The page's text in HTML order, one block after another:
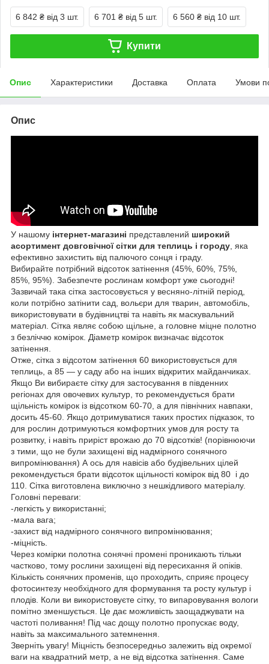
6 842 ₴ від 3 шт. 6 701 ₴ від 5 шт. 6 560 ₴ від 10 шт.
Купити
Опис Характеристики Доставка Оплата Умови
Опис
У нашому інтернет-магазині представлений широкий
асортимент довговічної сітки для теплиць і городу , яка
ефективно захистить від палючого сонця і граду.
Вибирайте потрібний відсоток затінення (45%, 60%, 75%,
85%, 95%). Забезпечте рослинам комфорт уже сьогодні!
Зазвичай така сітка застосовується у весняно-літній період,
коли потрібно затінити сад, вольєри для тварин, автомобіль,
використовувати в будівництві та навіть як маскувальний
матеріал. Сітка являє собою щільне, а головне міцне полотно
з безліччю комірок. Діаметр комірок визначає відсоток
затінення.
Отже, сітка з відсотом затінення 60 використовується для
теплиць, а 85 — у саду або на інших відкритих майданчиках.
Якщо Ви вибираєте сітку для застосування в південних
регіонах для овочевих культур, то рекомендується брати
щільність комірок із відсотком 60-70, а для північних навпаки,
досить 45-60. Якщо дотримуватися таких простих підказок, то
для рослин дотримуються комфортних умов для росту та
розвитку, і навіть приріст врожаю до 70 відсотків! (порівнюючи
з тими, що не були захищені від надмірного сонячного
випромінювання) А ось для навісів або будівельних цілей
рекомендується брати відсоток щільності комірок від 80 і до
110. Сітка виготовлена виключно з нешкідливого матеріалу.
Головні переваги:
-легкість у використанні;
-мала вага;
-захист від надмірного сонячного випромінювання;
-міцність.
Через комірки полотна сонячні промені проникають тільки
частково, тому рослини захищені від пересихання й опіків.
Кількість сонячних променів, що проходить, сприяє процесу
фотосинтезу необхідного для формування та росту культур і
плодів. Коли ви використовуєте сітку, то випаровування вологи
помітно зменшується. Це дає можливість заощаджувати на
частоті поливання! Під час дощу полотно пропускає воду,
навіть за максимального затемнення.
Зверніть увагу! Міцність безпосередньо залежить від окремої
ваги на квадратний метр, а не від відсотка затінення. Саме